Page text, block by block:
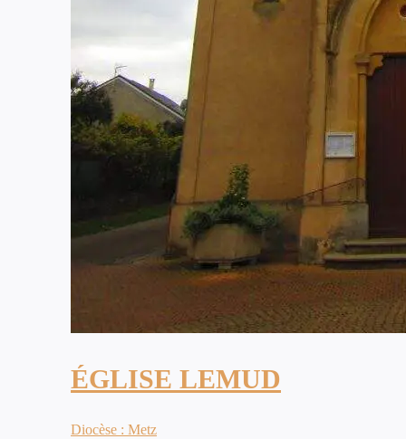
ÉGLISE LEMUD
Diocèse : Metz